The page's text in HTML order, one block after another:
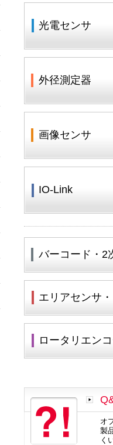
光電センサ
外径測定器
画像センサ
IO-Link
バーコード・2
エリアセンサ
ロータリエン
オ
製
く